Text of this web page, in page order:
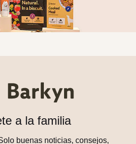
a la familia
buenas noticias, consejos,